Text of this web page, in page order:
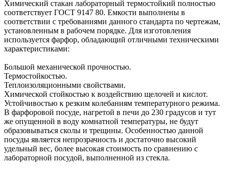
Химический стакан лабораторный термостойкий полностью
соответствует ГОСТ 9147 80. Емкости выполнены в
соответствии с требованиями данного стандарта по чертежам,
установленным в рабочем порядке. Для изготовления
используется фарфор, обладающий отличными техническими
характеристиками:
Большой механической прочностью.
Термостойкостью.
Теплоизоляционными свойствами.
Химической стойкостью к воздействию щелочей и кислот.
Устойчивостью к резким колебаниям температурного режима.
В фарфоровой посуде, нагретой в печи до 230 градусов и тут
же опущенной в воду комнатной температуры, не будут
образовываться сколы и трещины. Особенностью данной
посуды является непрозрачность и достаточно высокий
удельный вес, более высокая стоимость по сравнению с
лабораторной посудой, выполненной из стекла.